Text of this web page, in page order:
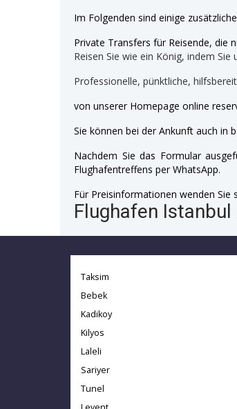
Im Folgenden sind einige
Private Transfers für Reisende, die
Reisen Sie wie ein König, indem
Professionelle, pünktliche,
von unserer Homepage online
Sie können bei der Ankunft auch in
Nachdem Sie das Formular
Flughafentreffens per WhatsApp.
Für Preisinformationen wenden Sie
Flughafen
Taksim
Bebek
Kadikoy
Kilyos
Laleli
Sariyer
Tunel